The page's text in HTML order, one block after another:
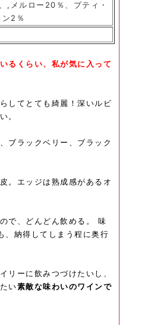
,メルロー20％、プティ・
2％
るくらい、私が気に入って
してとても綺麗！深いルビ
。
ブラックベリー、ブラック
。エッジは熟成感があるオ
で、どんどん飲める。 味
、納得してしまう程に奥行
リーに飲みつづけたいし、
い素敵な味わいのワインで